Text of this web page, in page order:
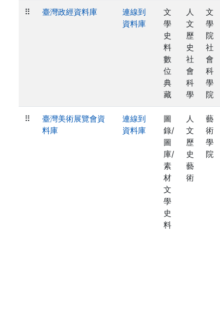
⠿ 臺灣政經資料庫
連線到
資料庫
文
學
史
料
數
位
典
藏
人
文
歷
史
社
會
科
學
文
學
院
社
會
科
學
院
⠿
臺灣美術展覽會資
料庫
連線到
資料庫
圖
錄/
圖
庫/
素
材
文
學
史
料
人
文
歷
史
藝
術
藝
術
學
院